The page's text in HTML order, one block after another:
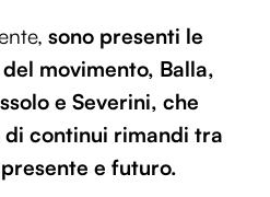
sono presenti le
movimento, Balla,
e Severini, che
continui rimandi tra
e futuro.